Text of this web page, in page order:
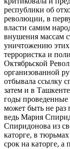
республики об
революции, в
власти самим
внушения массам
уничтожению
террористка и
Октябрьской
организованной
отбывала ссылку
затем и в
годы проведенные
может быть не раз
ведь Мария
Спиридонова из
каторге, в
срок на каторге, а